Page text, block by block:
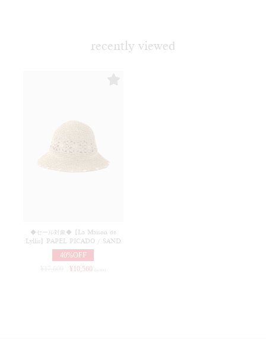
recently viewed
◆セール対象◆【La Maison de
Lyllis】PAPEL PICADO / SAND
40%OFF
¥10,560 (in tax)